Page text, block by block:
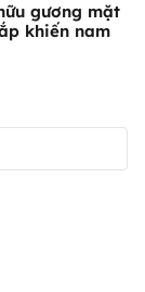
gương mặt
khiến nam